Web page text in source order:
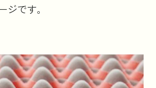
です。